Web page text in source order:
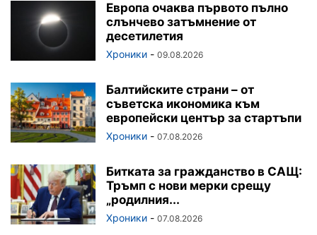
Европа очаква първото пълно
слънчево затъмнение от
десетилетия
Хроники - 09.08.2026
Балтийските страни – от
съветска икономика към
европейски център за стартъпи
Хроники - 07.08.2026
Битката за гражданство в САЩ:
Тръмп с нови мерки срещу
„родилния...
Хроники - 07.08.2026